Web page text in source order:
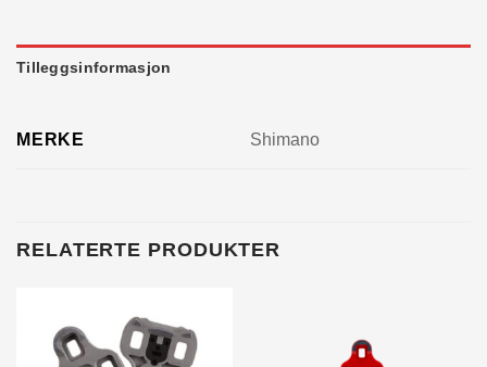
Tilleggsinformasjon
MERKE Shimano
RELATERTE PRODUKTER